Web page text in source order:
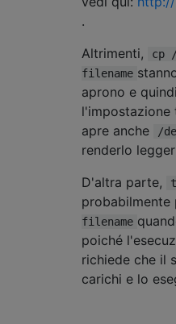
.
Altrimenti,
cp
filename
aprono e
l'impostazione
apre anche
/
renderlo
D'altra parte,
probabilmente
filename
poiché
richiede che il
carichi e lo